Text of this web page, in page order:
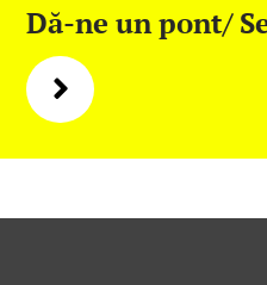
Dă-ne un pont/